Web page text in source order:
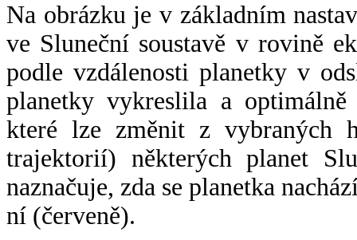
Na obrázku je v základním
ve Sluneční soustavě v rovině
podle vzdálenosti planetky v
planetky vykreslila a
které lze změnit z vybraných
trajektorií) některých planet
naznačuje, zda se planetka
ní (červeně).